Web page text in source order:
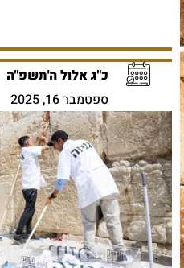
כ"ג אלול ה'תשפ"ה
ספטמבר 16, 2025